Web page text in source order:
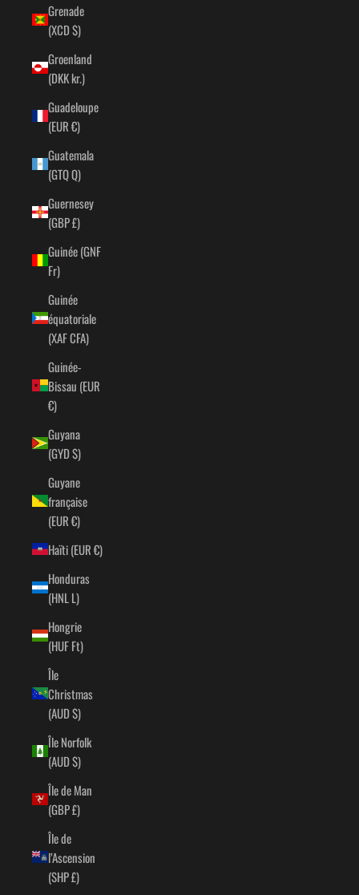
Grenade
(XCD $)
Groenland
(DKK kr.)
Guadeloupe
(EUR €)
Guatemala
(GTQ Q)
Guernesey
(GBP £)
Guinée (GNF
Fr)
Guinée
équatoriale
(XAF CFA)
Guinée-
Bissau (EUR
€)
Guyana
(GYD $)
Guyane
française
(EUR €)
Haïti (EUR €)
Honduras
(HNL L)
Hongrie
(HUF Ft)
Île
Christmas
(AUD $)
Île Norfolk
(AUD $)
Île de Man
(GBP £)
Île de
l’Ascension
(SHP £)